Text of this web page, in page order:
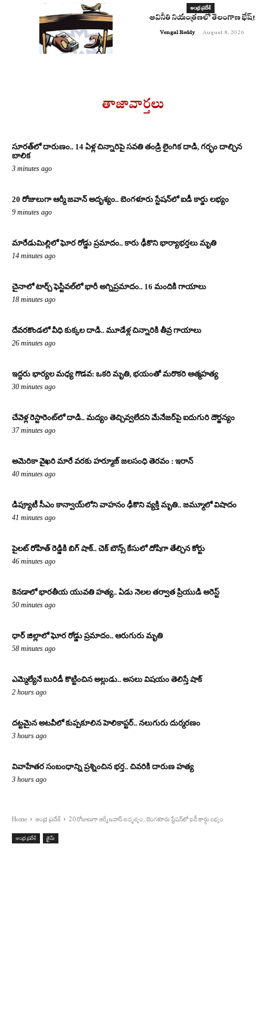
ఆంధ్ర ప్రదేశ్
అవినీతి నియంత్రణలో తెలంగాణ భేష్!
Vengal Reddy - August 8, 2026
తాజావార్తలు
సూరత్‌లో దారుణం.. 14 ఏళ్ల చిన్నారిపై సవతి తండ్రి లైంగిక దాడి, గర్భం దాల్చిన
బాలిక
3 minutes ago
20 రోజులుగా ఆర్మీ జవాన్ అదృశ్యం.. బెంగళూరు స్టేషన్‌లో ఐడీ కార్డు లభ్యం
9 minutes ago
మారేడుమిల్లిలో ఘోర రోడ్డు ప్రమాదం.. కారు ఢీకొని భార్యాభర్తలు మృతి
14 minutes ago
చైనాలో టార్చ్ ఫెస్టివల్‌లో భారీ అగ్నిప్రమాదం.. 16 మందికి గాయాలు
18 minutes ago
దేవరకొండలో వీధి కుక్కల దాడి.. మూడేళ్ల చిన్నారికి తీవ్ర గాయాలు
26 minutes ago
ఇద్దరు భార్యల మధ్య గొడవ: ఒకరి మృతి, భయంతో మరొకరి ఆత్మహత్య
30 minutes ago
చేవెళ్ల రెస్టారెంట్‌లో దాడి.. మద్యం తెచ్చివ్వలేదని మేనేజర్‌పై ఐదుగురి దౌర్జన్యం
37 minutes ago
అమెరికా వైఖరి మారే వరకు హర్మూజ్‌ జలసంధి తెరవం : ఇరాన్‌
40 minutes ago
డిప్యూటీ సీఎం కాన్వాయ్‌లోని వాహనం ఢీకొని వ్యక్తి మృతి.. జమ్మూలో విషాదం
41 minutes ago
పైలట్ రోహిత్ రెడ్డికి బిగ్ షాక్.. చెక్ బౌన్స్ కేసులో దోషిగా తేల్చిన కోర్టు
46 minutes ago
కెనడాలో భారతీయ యువతి హత్య.. ఏడు నెలల తర్వాత ప్రియుడి అరెస్ట్
50 minutes ago
ధార్ జిల్లాలో ఘోర రోడ్డు ప్రమాదం.. ఆరుగురు మృతి
58 minutes ago
ఎమ్మెల్యేనే బురిడీ కొట్టించిన అల్లుడు.. అసలు విషయం తెలిస్తే షాక్
2 hours ago
దట్టమైన అటవీలో కుప్పకూలిన హెలికాప్టర్.. నలుగురు దుర్మరణం
3 hours ago
వివాహేతర సంబంధాన్ని ప్రశ్నించిన భర్త.. చివరికి దారుణ హత్య
3 hours ago